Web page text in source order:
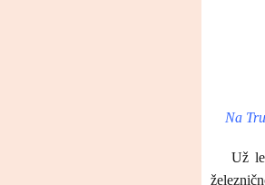
Na
Už